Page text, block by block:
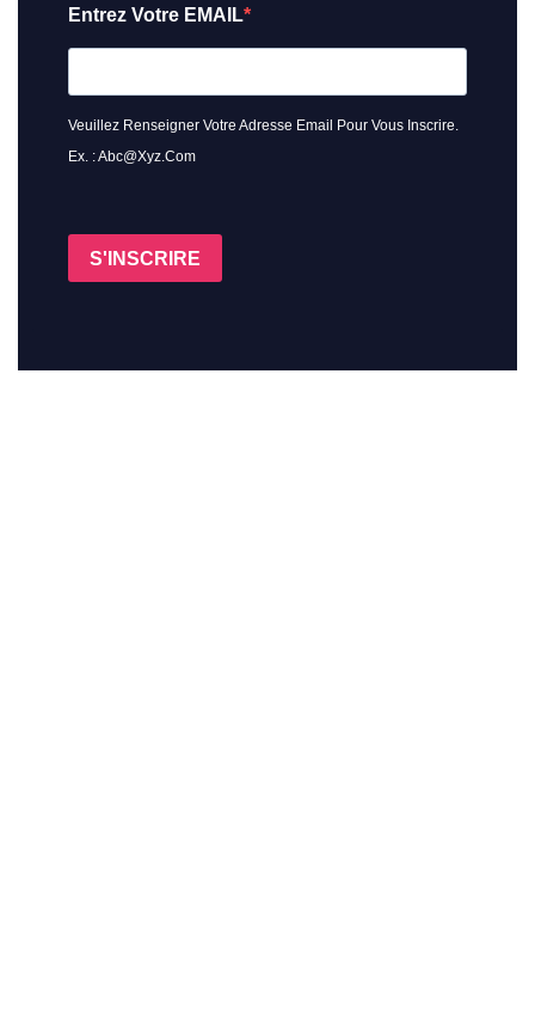
Entrez Votre EMAIL
Veuillez Renseigner Votre Adresse Email Pour Vous Inscrire.
Ex. : Abc@xyz.com
S'INSCRIRE